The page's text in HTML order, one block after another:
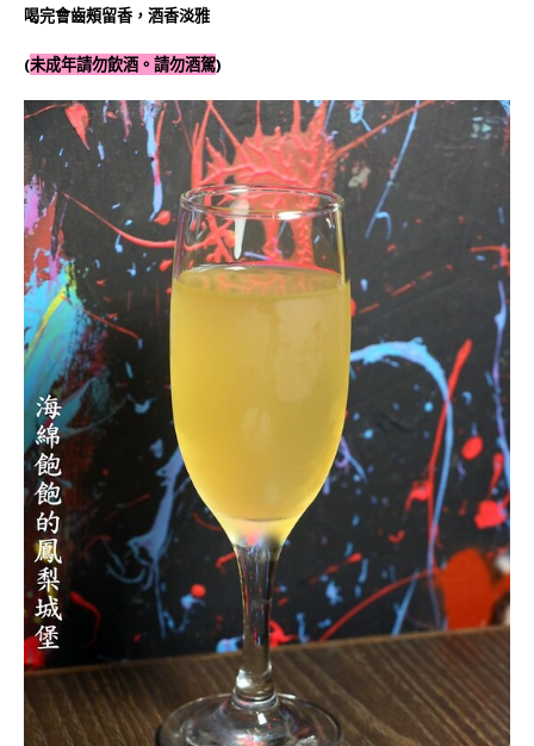
喝完會齒頰留香，酒香淡雅
(未成年請勿飲酒。請勿酒駕)